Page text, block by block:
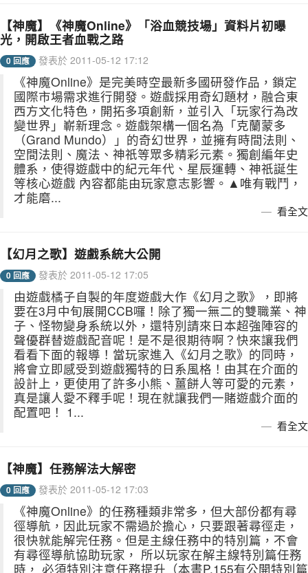
【神魔】《神魔Online》「浴血競技場」資料片初曝
光，開啟王者血戰之路
0 回應 發表於 2011-05-12 17:12
《神魔Online》是完美時空最新多國研發作品，鎖定
國際市場需求進行開發。遊戲採用奇幻題材，融合東
西方文化特色，開拓多項創新，並引入「玩家行為改
變世界」嶄新理念。遊戲架構一個名為「克蘭蒙多
（Grand Mundo）」的奇幻世界，並擁有時間法則、
空間法則、魔法、神祇等眾多精彩元素。獨創編年史
體系，使得遊戲中的紀元年代、星辰運轉、神祇誕生
等核心遊戲 內容都能由玩家意志影響。▲唯有戰鬥，
才能磨...
看全文
【幻月之歌】遊戲系統大公開
0 回應 發表於 2011-05-12 17:05
由遊戲橘子自製的年度遊戲大作《幻月之歌》，即將
要在3月中旬展開CCB囉！除了獨一無二的雙職業、神
子、怪物變身系統以外，還特別請來日本超強陣容的
聲優群替遊戲配音呢！是不是很期待啊？快來讓我們
看看下面的報導！當玩家進入《幻月之歌》的同時，
將會立即感受到遊戲獨特的日系風格！由其在介面的
設計上，更使用了許多小熊、薑餅人等可愛的元素，
真是讓人愛不釋手呢！現在就讓我們一賭遊戲介面的
配置吧！ 1...
看全文
【神魔】任務解法大解密
0 回應 發表於 2011-05-12 17:03
《神魔Online》的任務種類非常多，但大部份都有尋
徑導航，因此玩家不需過於擔心，只要跟著尋徑走，
很快就能解完任務。但是主線任務中的特別篇，不會
有尋徑導航協助玩家， 所以玩家在解主線特別篇任務
時， 必須特別注意任務提升（本書P.155有公開特別篇